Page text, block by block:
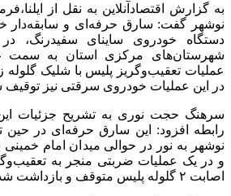
به گزارش اقتصادآنلاین به نقل از
نوشهر گفت: سارق حرفه‌ای و
دستگاه خودروی ساینای سفیدرنگ،
شهرستان‌های مرکزی استان به سمت
عملیات تعقیب‌وگریز پلیس با شلیک
در این عملیات خودروی سرقتی نیز توقیف
سرهنگ حجت نوری به تشریح جزئیات این
رابطه افزود: این سارق حرفه‌ای در حین
نوشهر به نور در حوالی میدان امام
و در یک عملیات ضربتی منجر به
اصابت ۲ گلوله پلیس متوقف و بازداشت شد.